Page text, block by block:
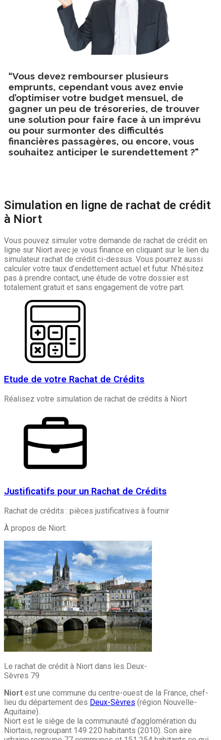
“Vous devez rembourser plusieurs
emprunts, cependant vous avez envie
d’optimiser votre budget mensuel, de
gagner un peu de trésoreries, de trouver
une solution pour faire face à un imprévu
ou pour surmonter des difficultés
financières passagères, ou encore, vous
souhaitez anticiper le surendettement ?"
Simulation en ligne de rachat de crédit
à Niort
Vous pouvez simuler votre demande de rachat de crédit en
ligne sur Niort avec je vous finance en cliquant sur le lien du
simulateur rachat de crédit ci-dessus. Vous pourrez aussi
calculer votre taux d’endettement actuel et futur. N’hésitez
pas à prendre contact, une étude de votre dossier est
totalement gratuit et sans engagement de votre part.
Etude de votre Rachat de Crédits
Réalisez votre simulation de rachat de crédits à Niort
Justificatifs pour un Rachat de Crédits
Rachat de crédits : pièces justificatives à fournir
À propos de Niort:
Le rachat de crédit à Niort dans les Deux-
Sèvres 79
Niort est une commune du centre-ouest de la France, chef-
lieu du département des Deux-Sèvres (région Nouvelle-
Aquitaine).
Niort est le siège de la communauté d’agglomération du
Niortais, regroupant 149 220 habitants (2010). Son aire